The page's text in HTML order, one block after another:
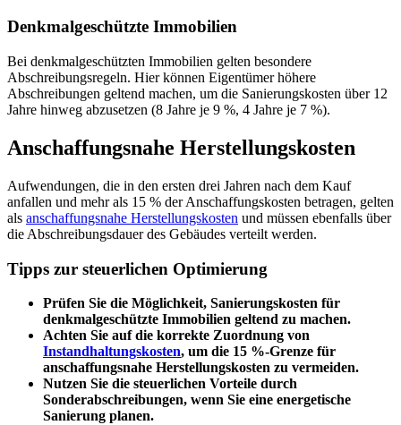
Denkmalgeschützte Immobilien
Bei denkmalgeschützten Immobilien gelten besondere
Abschreibungsregeln. Hier können Eigentümer höhere
Abschreibungen geltend machen, um die Sanierungskosten über 12
Jahre hinweg abzusetzen (8 Jahre je 9 %, 4 Jahre je 7 %).
Anschaffungsnahe Herstellungskosten
Aufwendungen, die in den ersten drei Jahren nach dem Kauf
anfallen und mehr als 15 % der Anschaffungskosten betragen, gelten
als anschaffungsnahe Herstellungskosten und müssen ebenfalls über
die Abschreibungsdauer des Gebäudes verteilt werden.
Tipps zur steuerlichen Optimierung
Prüfen Sie die Möglichkeit, Sanierungskosten für
denkmalgeschützte Immobilien geltend zu machen.
Achten Sie auf die korrekte Zuordnung von
Instandhaltungskosten, um die 15 %-Grenze für
anschaffungsnahe Herstellungskosten zu vermeiden.
Nutzen Sie die steuerlichen Vorteile durch
Sonderabschreibungen, wenn Sie eine energetische
Sanierung planen.